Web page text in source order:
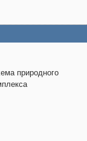
природного